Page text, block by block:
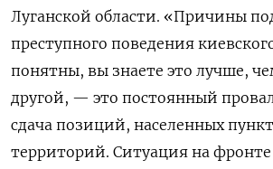
Луганской области. «Причины
преступного поведения
понятны, вы знаете это лучше,
другой, — это постоянный
сдача позиций, населенных
территорий. Ситуация на